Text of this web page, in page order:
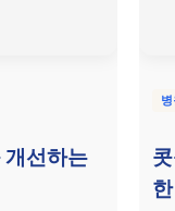
개선하는